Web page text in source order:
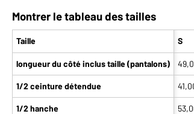
Montrer le tableau des tailles
Taille
longueur du côté inclus taille (pantalons)
1/2 ceinture détendue
1/2 hanche
S